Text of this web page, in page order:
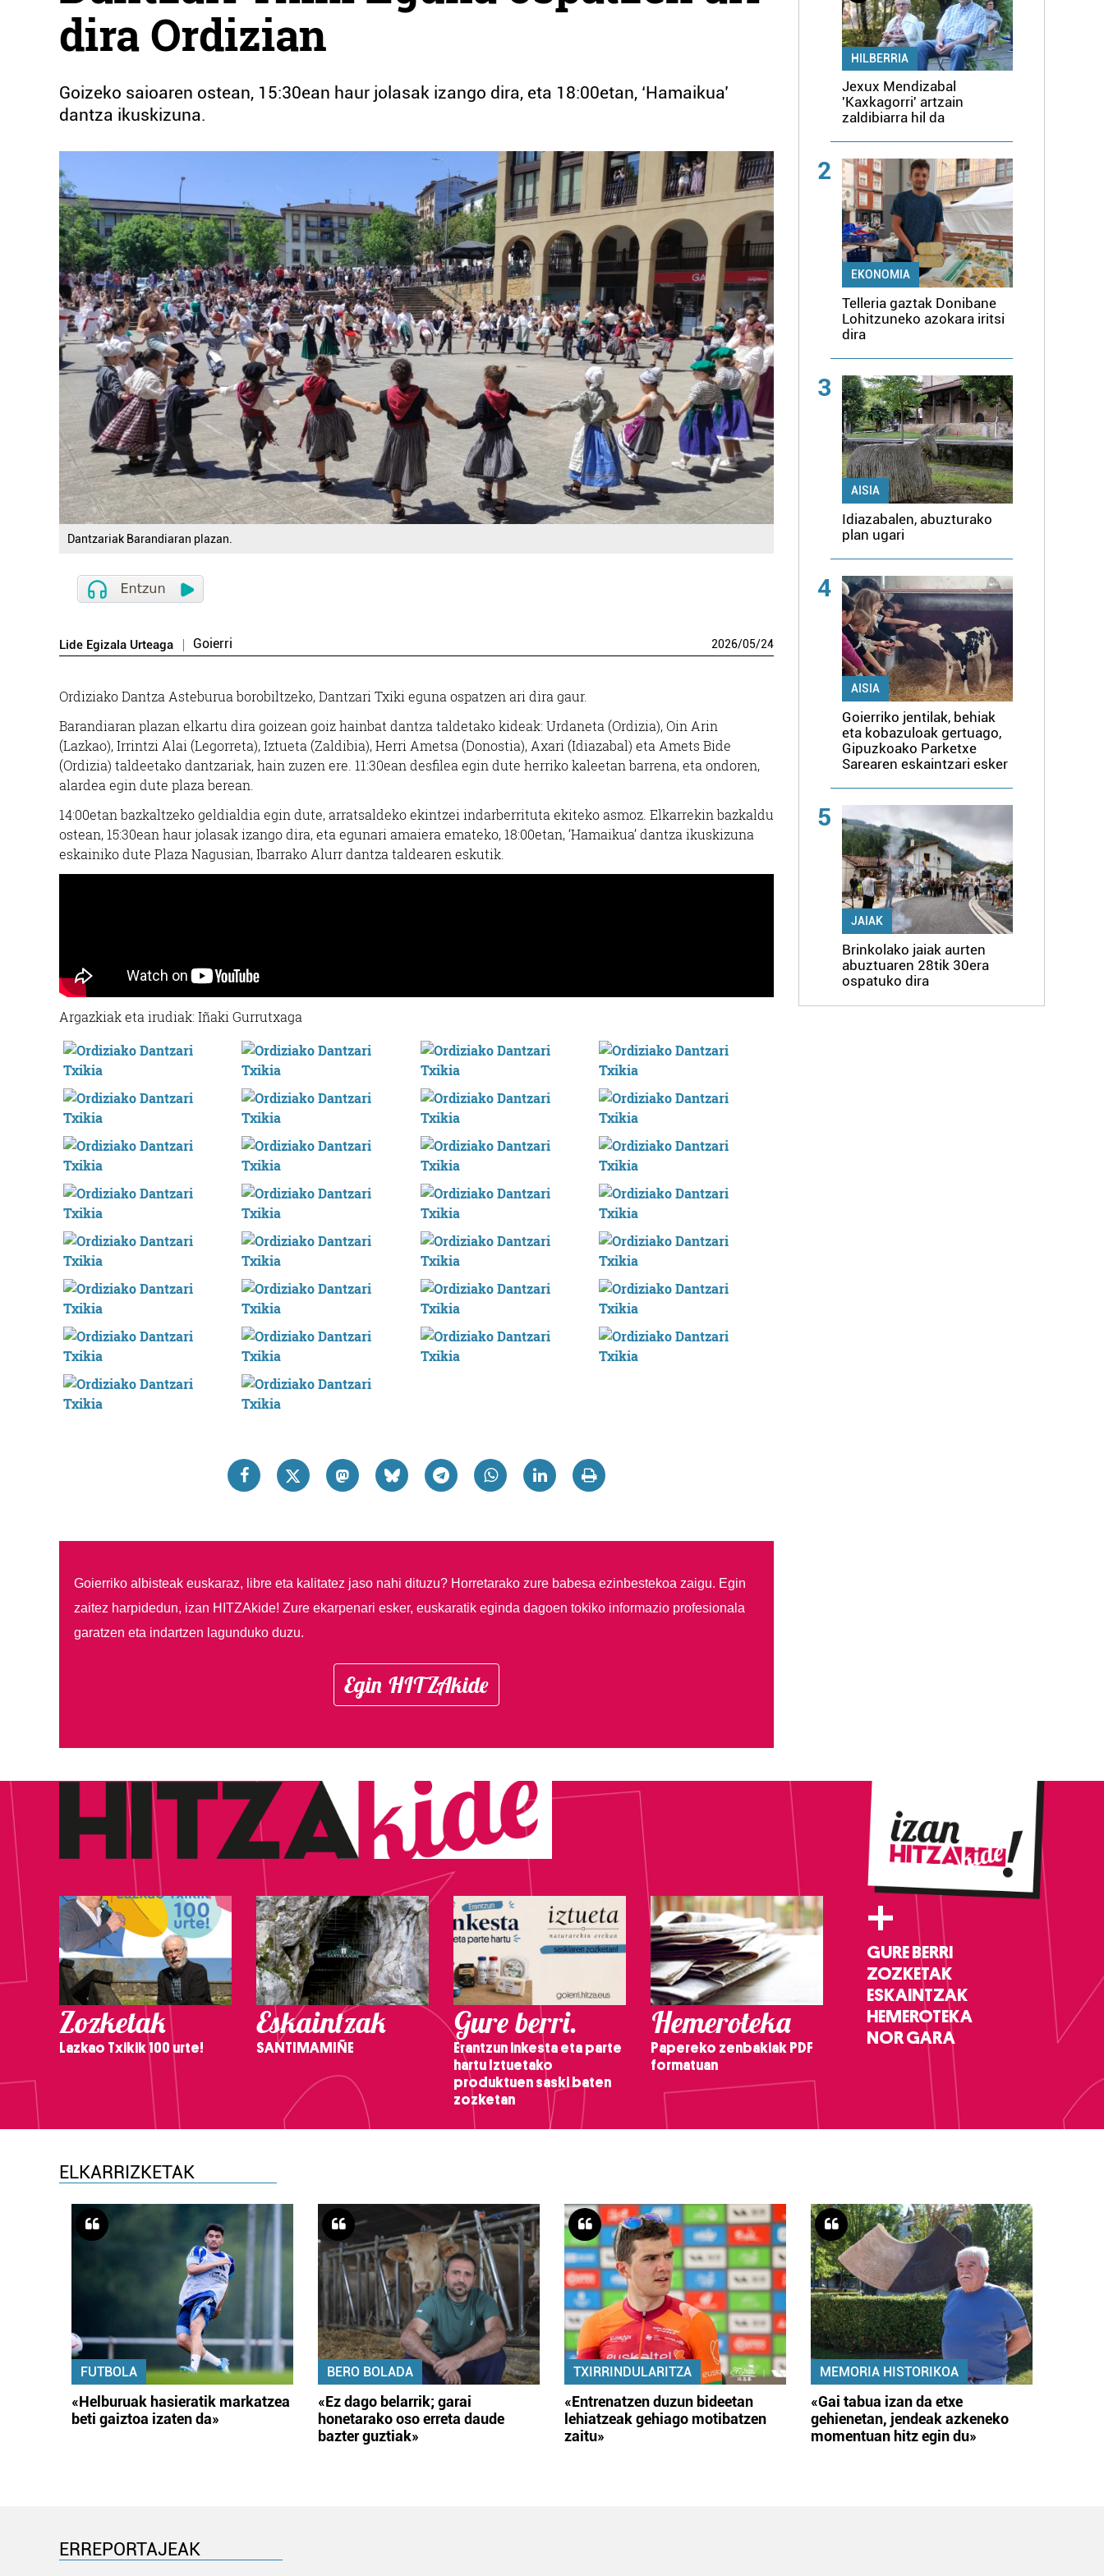
dira Ordizian
Goizeko saioaren ostean, 15:30ean haur jolasak izango dira, eta 18:00etan, ‘Hamaikua’
dantza ikuskizuna.
Dantzariak Barandiaran plazan.
Lide Egizala Urteaga Goierri 2026/05/24
Ordiziako Dantza Asteburua borobiltzeko, Dantzari Txiki eguna ospatzen ari dira gaur.
Barandiaran plazan elkartu dira goizean goiz hainbat dantza taldetako kideak: Urdaneta (Ordizia), Oin Arin
(Lazkao), Irrintzi Alai (Legorreta), Iztueta (Zaldibia), Herri Ametsa (Donostia), Axari (Idiazabal) eta Amets Bide
(Ordizia) taldeetako dantzariak, hain zuzen ere. 11:30ean desfilea egin dute herriko kaleetan barrena, eta ondoren,
alardea egin dute plaza berean.
14:00etan bazkaltzeko geldialdia egin dute, arratsaldeko ekintzei indarberrituta ekiteko asmoz. Elkarrekin bazkaldu
ostean, 15:30ean haur jolasak izango dira, eta egunari amaiera emateko, 18:00etan, ‘Hamaikua’ dantza ikuskizuna
eskainiko dute Plaza Nagusian, Ibarrako Alurr dantza taldearen eskutik.
Argazkiak eta irudiak: Iñaki Gurrutxaga
Goierriko albisteak euskaraz, libre eta kalitatez jaso nahi dituzu? Horretarako zure babesa ezinbestekoa zaigu. Egin
zaitez harpidedun, izan HITZAkide! Zure ekarpenari esker, euskaratik eginda dagoen tokiko informazio profesionala
garatzen eta indartzen lagunduko duzu.
Egin HITZAkide
HILBERRIA
Jexux Mendizabal
'Kaxkagorri' artzain
zaldibiarra hil da
2
EKONOMIA
Telleria gaztak Donibane
Lohitzuneko azokara iritsi
dira
3
AISIA
Idiazabalen, abuzturako
plan ugari
4
AISIA
Goierriko jentilak, behiak
eta kobazuloak gertuago,
Gipuzkoako Parketxe
Sarearen eskaintzari esker
5
JAIAK
Brinkolako jaiak aurten
abuztuaren 28tik 30era
ospatuko dira
Zozketak
Lazkao Txikik 100 urte!
Eskaintzak
SANTIMAMIÑE
Gure berri.
Erantzun inkesta eta parte
hartu Iztuetako
produktuen saski baten
zozketan
Hemeroteka
Papereko zenbakiak PDF
formatuan
+
GURE BERRI
ZOZKETAK
ESKAINTZAK
HEMEROTEKA
NOR GARA
ELKARRIZKETAK
FUTBOLA
«Helburuak hasieratik markatzea
beti gaiztoa izaten da»
BERO BOLADA
«Ez dago belarrik; garai
honetarako oso erreta daude
bazter guztiak»
TXIRRINDULARITZA
«Entrenatzen duzun bideetan
lehiatzeak gehiago motibatzen
zaitu»
MEMORIA HISTORIKOA
«Gai tabua izan da etxe
gehienetan, jendeak azkeneko
momentuan hitz egin du»
ERREPORTAJEAK